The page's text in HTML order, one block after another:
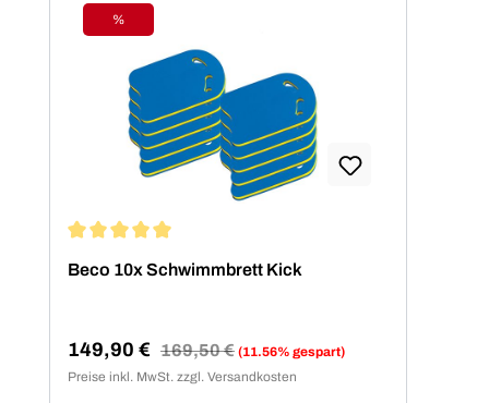
Rabatt
%
Beco 10x Schwimmbrett Kick
Verkaufspreis:
149,90 € Regulärer Preis:
169,50 € (11.56% gespart)
Preise inkl. MwSt. zzgl. Versandkosten